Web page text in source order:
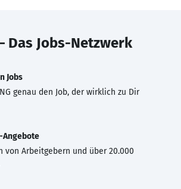
Das Jobs-Netzwerk
Jobs
genau den Job, der wirklich zu Dir
Angebote
von Arbeitgebern und über 20.000